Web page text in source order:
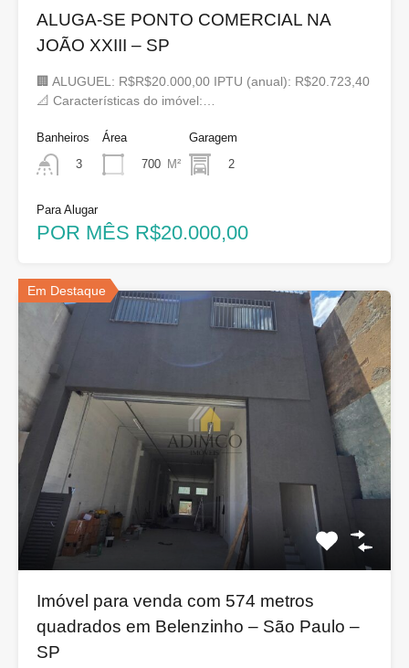
ALUGA-SE PONTO COMERCIAL NA
JOÃO XXIII – SP
🏢 ALUGUEL: R$R$20.000,00 IPTU (anual): R$20.723,40
📐 Características do imóvel:…
Banheiros
3
Área
700 M²
Garagem
2
Para Alugar
POR MÊS R$20.000,00
Em Destaque
Imóvel para venda com 574 metros
quadrados em Belenzinho – São Paulo –
SP